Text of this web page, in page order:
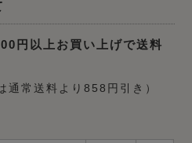
円以上お買い上げで送料
通常送料より858円引き）